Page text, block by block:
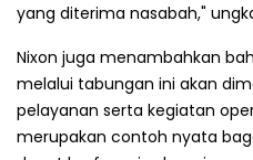
yang diterima nasabah,"
Nixon juga menambahkan
melalui tabungan ini akan
pelayanan serta kegiatan
merupakan contoh nyata